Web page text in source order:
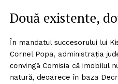
Două existente,
În mandatul succesorului lui
Cornel Popa, administrația
convingă Comisia că imobilul
natură, deoarece în baza